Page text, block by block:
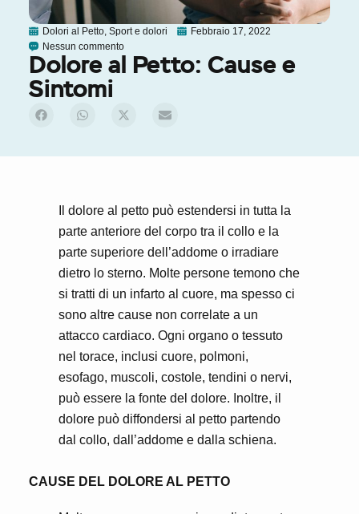
Dolori al Petto, Sport e dolori
Febbraio 17, 2022
Nessun commento
Dolore al Petto: Cause e
Sintomi
Il dolore al petto può estendersi in tutta la
parte anteriore del corpo tra il collo e la
parte superiore dell’addome o irradiare
dietro lo sterno. Molte persone temono che
si tratti di un infarto al cuore, ma spesso ci
sono altre cause non correlate a un
attacco cardiaco. Ogni organo o tessuto
nel torace, inclusi cuore, polmoni,
esofago, muscoli, costole, tendini o nervi,
può essere la fonte del dolore. Inoltre, il
dolore può diffondersi al petto partendo
dal collo, dall’addome e dalla schiena.
CAUSE DEL DOLORE AL PETTO